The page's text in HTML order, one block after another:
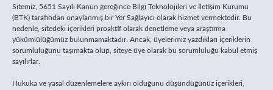
Sitemiz, 5651 Sayılı Kanun gereğince Bilgi Teknolojileri ve İletişim Kurumu
(BTK) tarafından onaylanmış bir Yer Sağlayıcı olarak hizmet vermektedir. Bu
nedenle, sitedeki içerikleri proaktif olarak denetleme veya araştırma
yükümlülüğümüz bulunmamaktadır. Ancak, üyelerimiz yazdıkları içeriklerin
sorumluluğunu taşımakta olup, siteye üye olarak bu sorumluluğu kabul etmiş
sayılırlar.
Hukuka ve yasal düzenlemelere aykırı olduğunu düşündüğünüz içerikleri,